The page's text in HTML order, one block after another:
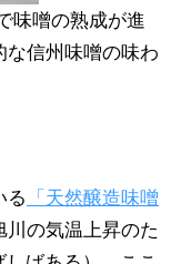
味噌の熟成が進
な信州味噌の味わ
る
「天然醸造味噌
川の気温上昇のた